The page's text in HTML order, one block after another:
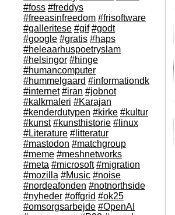
#foss #freddys
#freeasinfreedom #frisoftware
#galleritese #gif #godt
#google #gratis #haps
#heleaarhuspoetryslam
#helsingor #hinge
#humancomputer
#hummelgaard #informationdk
#internet #iran #jobnot
#kalkmaleri #Karajan
#kenderdutypen #kirke #kultur
#kunst #kunsthistorie #linux
#Literature #litteratur
#mastodon #matchgroup
#meme #meshnetworks
#meta #microsoft #migration
#mozilla #Music #noise
#nordeafonden #notnorthside
#nyheder #offgrid #ok25
#omsorgsarbejde #OpenAI